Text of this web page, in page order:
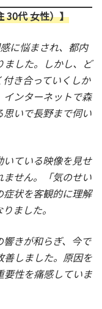
30代 女性）】
に悩まされ、都内
ました。しかし、ど
き合っていくしか
ンターネットで森
思いで長野まで伺い
ている映像を見せ
ません。「気のせい
症状を客観的に理解
ました。
きが和らぎ、今で
善しました。原因を
要性を痛感していま